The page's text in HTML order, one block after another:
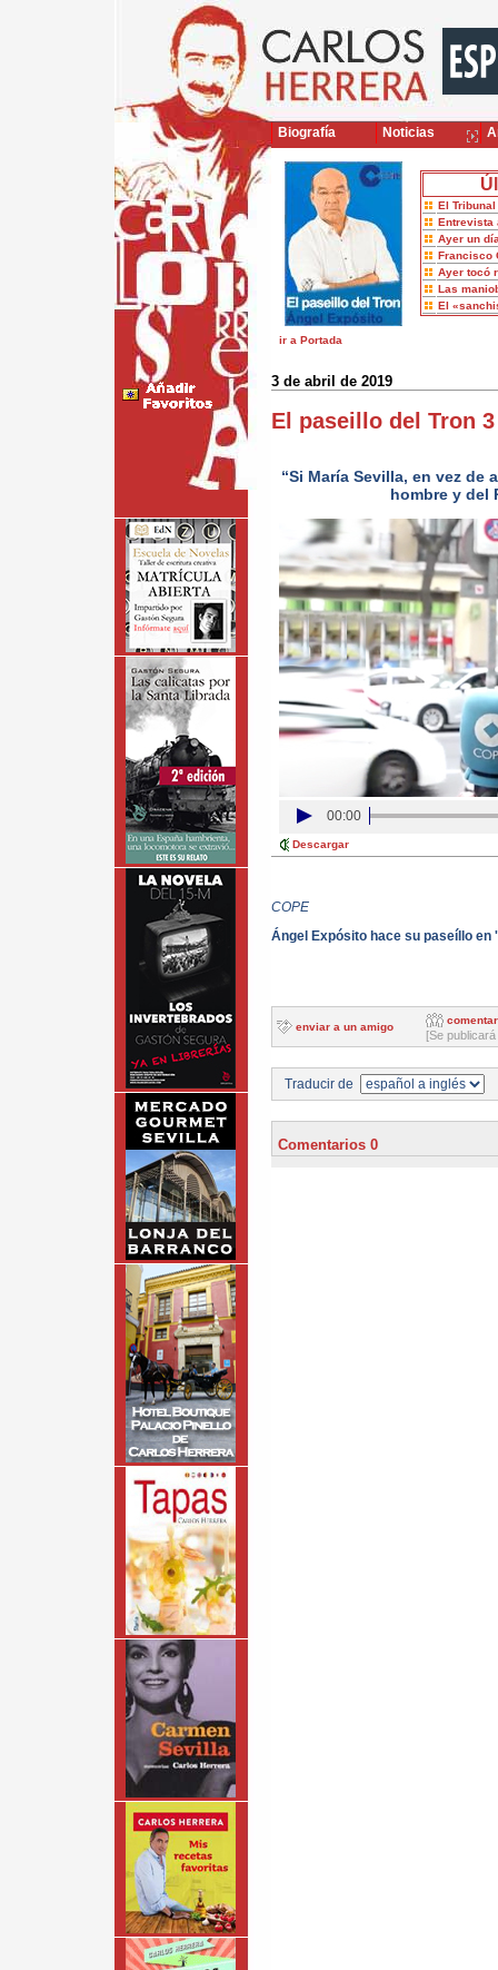
El
Entrevista
Ayer un
Francisco
Ayer tocó
Las
El
ir a Portada
3 de abril de 2019
El paseillo del Tron 3
“Si María Sevilla, en vez de
hombre y del
00:00
Descargar
COPE
Ángel Expósito hace su paseíllo en
enviar a un amigo
comentar
[Se
Traducir de
Comentarios 0
Biografía Noticias